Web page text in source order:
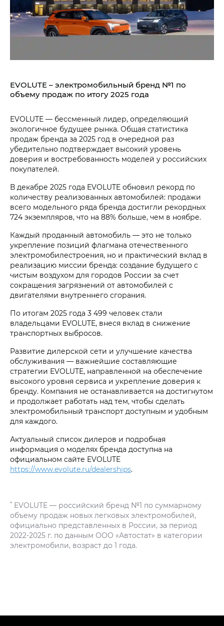
EVOLUTE – электромобильный бренд №1 по
объему продаж по итогу 2025 года
EVOLUTE — бессменный лидер, определяющий
экологичное будущее рынка. Общая статистика
продаж бренда за 2025 год в очередной раз
убедительно подтверждает высокий уровень
доверия и востребованность моделей у российских
покупателей.
В декабре 2025 года EVOLUTE обновил рекорд по
количеству реализованных автомобилей: продажи
всего модельного ряда бренда достигли рекордных
724 экземпляров, что на 88% больше, чем в ноябре.
Каждый проданный автомобиль — это не только
укрепление позиций флагмана отечественного
электромобилестроения, но и практический вклад в
реализацию миссии бренда: создание будущего с
чистым воздухом для городов России за счет
сокращения загрязнений от автомобилей с
двигателями внутреннего сгорания.
По итогам 2025 года 3 499 человек стали
владельцами EVOLUTE, внеся вклад в снижение
транспортных выбросов.
Развитие дилерской сети и улучшение качества
обслуживания — важнейшие составляющие
стратегии EVOLUTE, направленной на обеспечение
высокого уровня сервиса и укрепление доверия к
бренду. Компания не останавливается на достигнутом
и продолжает работать над тем, чтобы сделать
электромобильный транспорт доступным и удобным
для каждого.
Актуальный список дилеров и подробная
информация о моделях бренда доступна на
официальном сайте EVOLUTE
https://www.evolute.ru/dealerships.
* EVOLUTE — российский бренд №1 по суммарному
объему продаж новых легковых электромобилей,
официально представленных в России, за период
2022-2025 г. по данным ООО «Автостат» в категории
электромобили, возраст до 1 года.